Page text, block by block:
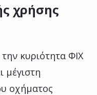
χρήσης
κυριότητα ΦΙΧ
μέγιστη
οχήματος